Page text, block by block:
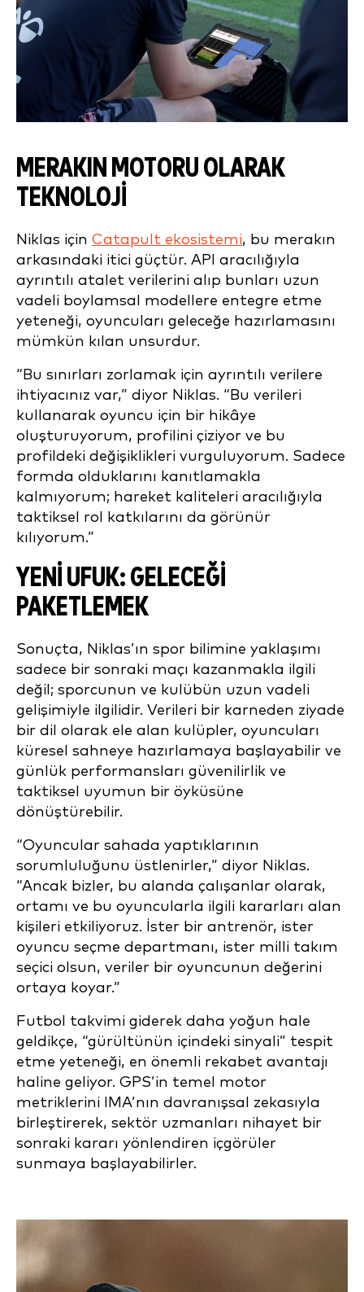
MERAKIN MOTORU OLARAK
TEKNOLOJİ
Niklas için Catapult ekosistemi, bu merakın
arkasındaki itici güçtür. API aracılığıyla
ayrıntılı atalet verilerini alıp bunları uzun
vadeli boylamsal modellere entegre etme
yeteneği, oyuncuları geleceğe hazırlamasını
mümkün kılan unsurdur.
“Bu sınırları zorlamak için ayrıntılı verilere
ihtiyacınız var,” diyor Niklas. “Bu verileri
kullanarak oyuncu için bir hikâye
oluşturuyorum, profilini çiziyor ve bu
profildeki değişiklikleri vurguluyorum. Sadece
formda olduklarını kanıtlamakla
kalmıyorum; hareket kaliteleri aracılığıyla
taktiksel rol katkılarını da görünür
kılıyorum.”
YENİ UFUK: GELECEĞİ
PAKETLEMEK
Sonuçta, Niklas’ın spor bilimine yaklaşımı
sadece bir sonraki maçı kazanmakla ilgili
değil; sporcunun ve kulübün uzun vadeli
gelişimiyle ilgilidir. Verileri bir karneden ziyade
bir dil olarak ele alan kulüpler, oyuncuları
küresel sahneye hazırlamaya başlayabilir ve
günlük performansları güvenilirlik ve
taktiksel uyumun bir öyküsüne
dönüştürebilir.
“Oyuncular sahada yaptıklarının
sorumluluğunu üstlenirler,” diyor Niklas.
“Ancak bizler, bu alanda çalışanlar olarak,
ortamı ve bu oyuncularla ilgili kararları alan
kişileri etkiliyoruz. İster bir antrenör, ister
oyuncu seçme departmanı, ister milli takım
seçici olsun, veriler bir oyuncunun değerini
ortaya koyar.”
Futbol takvimi giderek daha yoğun hale
geldikçe, “gürültünün içindeki sinyali” tespit
etme yeteneği, en önemli rekabet avantajı
haline geliyor. GPS’in temel motor
metriklerini IMA’nın davranışsal zekasıyla
birleştirerek, sektör uzmanları nihayet bir
sonraki kararı yönlendiren içgörüler
sunmaya başlayabilirler.